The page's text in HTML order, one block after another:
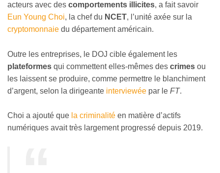
acteurs avec des comportements illicites, a fait savoir
Eun Young Choi, la chef du NCET, l’unité axée sur la
cryptomonnaie du département américain.
Outre les entreprises, le DOJ cible également les
plateformes qui commettent elles-mêmes des crimes ou
les laissent se produire, comme permettre le blanchiment
d’argent, selon la dirigeante interviewée par le FT.
Choi a ajouté que la criminalité en matière d’actifs
numériques avait très largement progressé depuis 2019.